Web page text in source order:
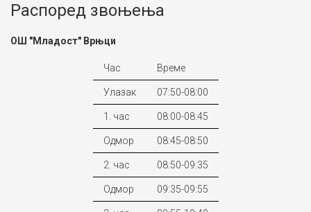
Распоред звоњења
ОШ "Младост" Врњци
Час Време
Улазак 07:50-08:00
1. час 08:00-08:45
Одмор 08:45-08:50
2. час 08:50-09:35
Одмор 09:35-09:55